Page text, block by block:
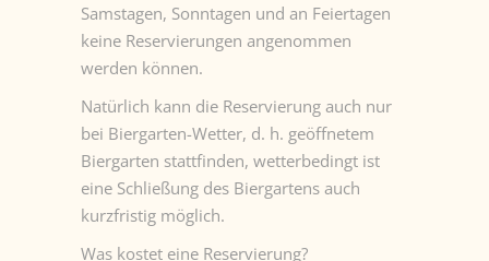
Samstagen, Sonntagen und an Feiertagen
keine Reservierungen angenommen
werden können.
Natürlich kann die Reservierung auch nur
bei Biergarten-Wetter, d. h. geöffnetem
Biergarten stattfinden, wetterbedingt ist
eine Schließung des Biergartens auch
kurzfristig möglich.
Was kostet eine Reservierung?